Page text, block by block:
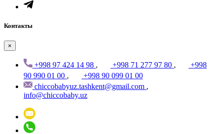
Контакты
×
+998 97 424 14 98 , +998 71 277 97 80 ,
+998
90 990 01 00 ,
+998 90 099 01 00
chiccobabyuz.tashkent@gmail.com ,
info@chiccobaby.uz